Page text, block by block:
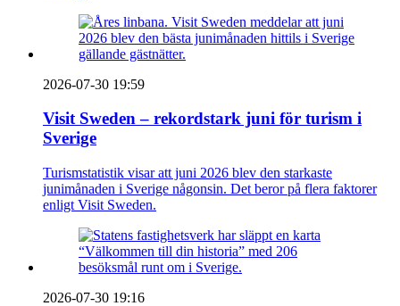
2026-07-30 19:59
Visit Sweden – rekordstark juni för turism i
Sverige
Turismstatistik visar att juni 2026 blev den starkaste
junimånaden i Sverige någonsin. Det beror på flera faktorer
enligt Visit Sweden.
2026-07-30 19:16